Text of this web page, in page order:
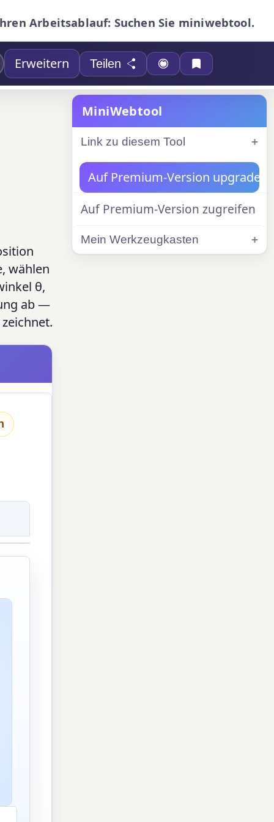
Arbeitsablauf: Suchen Sie miniwebtool.
Erweitern Teilen
wählen
θ,
ab —
MiniWebtool
Link zu diesem Tool
Auf Premium-Version upgraden
Auf Premium-Version zugreifen
Mein Werkzeugkasten